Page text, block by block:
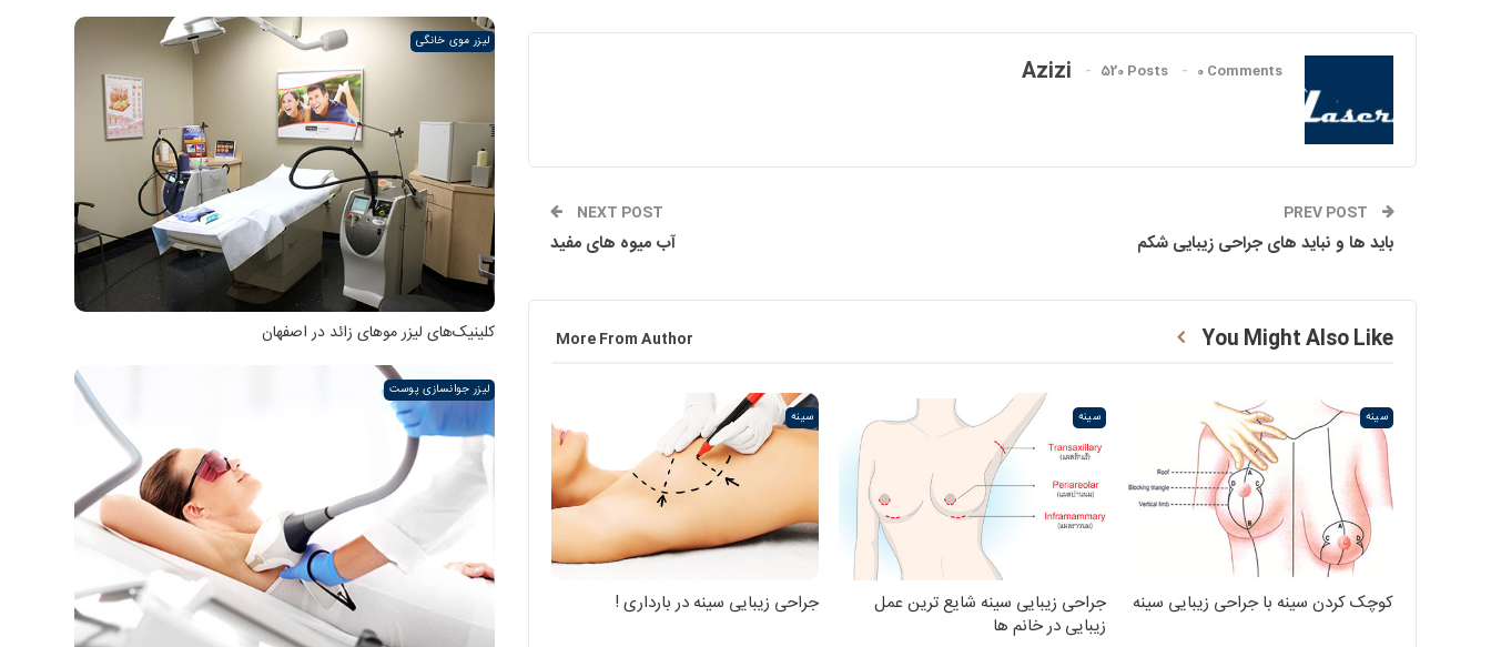
Azizi 520 Posts 0 Comments
باید ها و نباید های جراحی زیبایی شکم
NEXT POST
آب میوه های مفید
You Might Also Like
More From Author
سینه
کوچک کردن سینه با جراحی زیبایی سینه
سینه
جراحی زیبایی سینه شایع ترین عمل
زیبایی در خانم ها
سینه
جراحی زیبایی سینه در بارداری !
لیزر موی خانگی
کلینیک‌های لیزر موهای زائد در اصفهان
لیزر جوانسازی پوست